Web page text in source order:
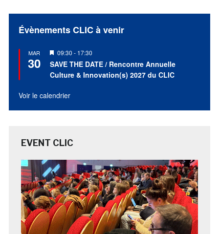
Évènements CLIC à venir
MAR
30
Mis
en
avant
09:30 - 17:30
SAVE THE DATE / Rencontre Annuelle
Culture & Innovation(s) 2027 du CLIC
Voir le calendrier
EVENT CLIC